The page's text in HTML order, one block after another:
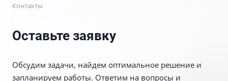
Контакты
Оставьте заявку
Обсудим задачи, найдем оптимальное решение и
запланируем работы. Ответим на вопросы и